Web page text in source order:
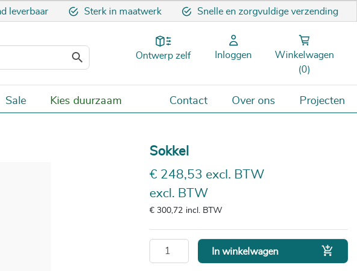
leverbaar Sterk in maatwerk Snelle en zorgvuldige verzending
 Ontwerp zelf Inloggen
Winkelwagen
(0)
Sale Projecten
Over ons
Contact
Kies duurzaam
Sokkel
€ 248,53 excl. BTW
excl. BTW
€ 300,72 incl. BTW
In winkelwagen 